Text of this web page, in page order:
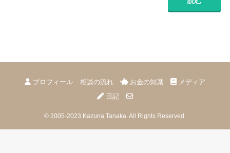
プロフィール 相談の流れ お金の知識
メディア
日記
© 2005-2023 Kazuna Tanaka.All Rights Reserved.